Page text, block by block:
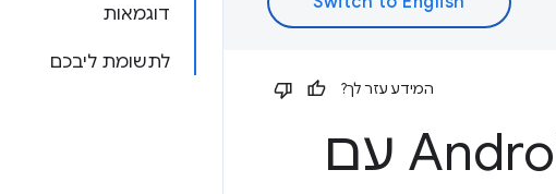
דוגמאות
לתשומת ליבכם
המידע עזר לך?
אובייקטים מסוג Intent של Android עם